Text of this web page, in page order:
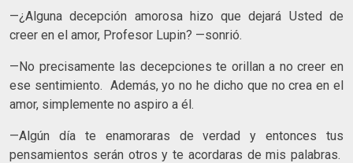
—¿Alguna decepción amorosa hizo que dejará Usted de
creer en el amor, Profesor Lupin? —sonrió.
—No precisamente las decepciones te orillan a no creer en
ese sentimiento. Además, yo no he dicho que no crea en el
amor, simplemente no aspiro a él.
—Algún día te enamoraras de verdad y entonces tus
pensamientos serán otros y te acordaras de mis palabras.